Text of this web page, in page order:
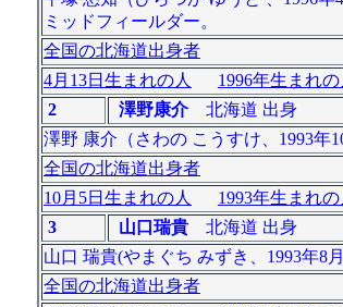
ミッドフィールダー。
全国の北海道出身者
4月13日生まれの人
1996年生まれの
2
澤野康介北海道 出身
澤野 康介（さわの こうすけ、1993年
全国の北海道出身者
10月5日生まれの人
1993年生まれの
3
山口瑞貴北海道 出身
山口 瑞貴(やまぐち みずき、1993年8
全国の北海道出身者